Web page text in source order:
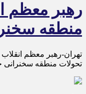
رهبر معظم
منطقه
تحولات منطقه سخنرانی